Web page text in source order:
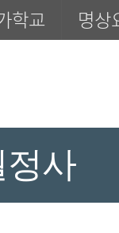
학교 명상
정사